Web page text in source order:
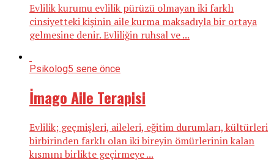
Evlilik kurumu evlilik pürüzü olmayan iki farklı
cinsiyetteki kişinin aile kurma maksadıyla bir ortaya
gelmesine denir. Evliliğin ruhsal ve ...
Psikolog5 sene önce
İmago Aile Terapisi
Evlilik; geçmişleri, aileleri, eğitim durumları, kültürleri
birbirinden farklı olan iki bireyin ömürlerinin kalan
kısmını birlikte geçirmeye ...